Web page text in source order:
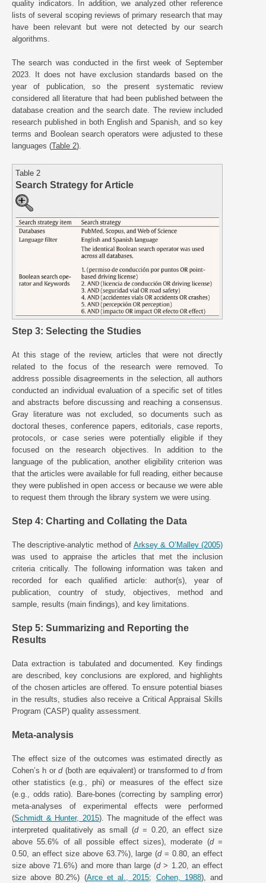
quality indicators. In addition, we analyzed other reference
lists of several scoping reviews of primary research that may
have been relevant but were not detected by our search
algorithms.
The search was conducted in the first week of September
2023. It does not have exclusion standards based on the
year of publication, so the present systematic review
considered all literature that had been published between the
database creation and the search date. The review included
research published in both English and Spanish, and so key
terms and Boolean search operators were adjusted to these
languages (Table 2).
Table 2
Search Strategy for Article
Step 3: Selecting the Studies
At this stage of the review, articles that were not directly
related to the focus of the research were removed. To
address possible disagreements in the selection, all authors
conducted an individual evaluation of a specific set of titles
and abstracts before discussing and reaching a consensus.
Gray literature was not excluded, so documents such as
doctoral theses, conference papers, editorials, case reports,
protocols, or case series were potentially eligible if they
focused on the research objectives. In addition to the
language of the publication, another eligibility criterion was
that the articles were available for full reading, either because
they were published in open access or because we were able
to request them through the library system we were using.
Step 4: Charting and Collating the Data
The descriptive-analytic method of Arksey & O’Malley (2005)
was used to appraise the articles that met the inclusion
criteria critically. The following information was taken and
recorded for each qualified article: author(s), year of
publication, country of study, objectives, method and
sample, results (main findings), and key limitations.
Step 5: Summarizing and Reporting the
Results
Data extraction is tabulated and documented. Key findings
are described, key conclusions are explored, and highlights
of the chosen articles are offered. To ensure potential biases
in the results, studies also receive a Critical Appraisal Skills
Program (CASP) quality assessment.
Meta-analysis
The effect size of the outcomes was estimated directly as
Cohen’s h ord(both are equivalent) or transformed to dfrom
other statistics (e.g., phi) or measures of the effect size
(e.g., odds ratio). Bare-bones (correcting by sampling error)
meta-analyses of experimental effects were performed
(Schmidt & Hunter, 2015). The magnitude of the effect was
interpreted qualitatively as small (d= 0.20, an effect size
above 55.6% of all possible effect sizes), moderate (d=
0.50, an effect size above 63.7%), large (d= 0.80, an effect
size above 71.6%) and more than large (d> 1.20, an effect
size above 80.2%) (Arce et al., 2015; Cohen, 1988), and